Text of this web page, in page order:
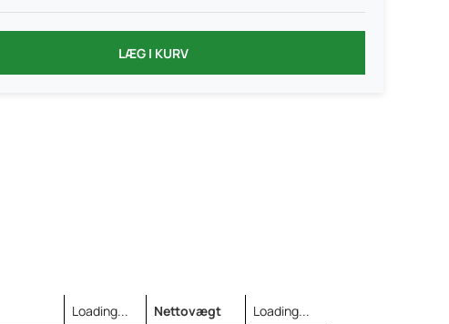
LÆG I KURV
Loading... Nettovægt
Loading...